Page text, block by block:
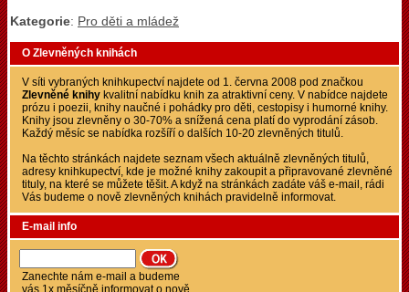
Kategorie: Pro děti a mládež
O Zlevněných knihách
V síti vybraných knihkupectví najdete od 1. června 2008 pod značkou
Zlevněné knihy kvalitní nabídku knih za atraktivní ceny. V nabídce najdete
prózu i poezii, knihy naučné i pohádky pro děti, cestopisy i humorné knihy.
Knihy jsou zlevněny o 30-70% a snížená cena platí do vyprodání zásob.
Každý měsíc se nabídka rozšíří o dalších 10-20 zlevněných titulů.
Na těchto stránkách najdete seznam všech aktuálně zlevněných titulů,
adresy knihkupectví, kde je možné knihy zakoupit a připravované zlevněné
tituly, na které se můžete těšit. A když na stránkách zadáte váš e-mail, rádi
Vás budeme o nově zlevněných knihách pravidelně informovat.
E-mail info
Zanechte nám e-mail a budeme
vás 1x měsíčně informovat o nově